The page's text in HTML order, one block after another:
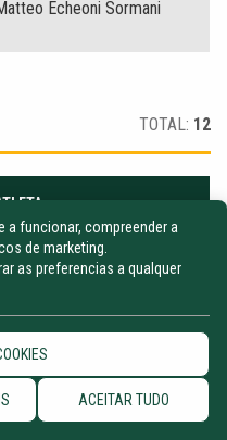
Echeoni Sormani
TOTAL: 12
Vaz Araujo
Ribeiro do
Grillo
a funcionar, compreender a
de marketing.
as preferencias a qualquer
ACEITAR TUDO